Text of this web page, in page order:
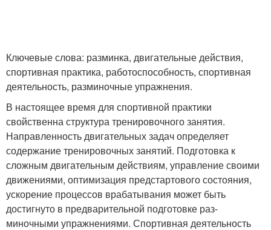
Ключевые слова: разминка, двигательные действия,
спортивная практика, работоспособность, спортивная
деятельность, разминочные упражнения.
В настоящее время для спортивной практики
свойственна структура тренировочного занятия.
Направленность двигательных задач определяет
содержание тренировочных занятий. Подготовка к
сложным двигательным действиям, управление своими
движениями, оптимизация предстартового состояния,
ускорение процессов врабатывания может быть
достигнуто в предварительной подготовке раз-
миночными упражнениями. Спортивная деятельность